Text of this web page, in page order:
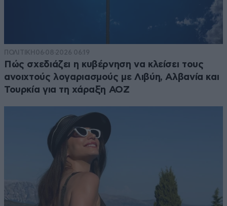
ΠΟΛΙΤΙΚΗ 06·08·2026 06:19
Πώς σχεδιάζει η κυβέρνηση να κλείσει τους
ανοιχτούς λογαριασμούς με Λιβύη, Αλβανία και
Τουρκία για τη χάραξη ΑΟΖ